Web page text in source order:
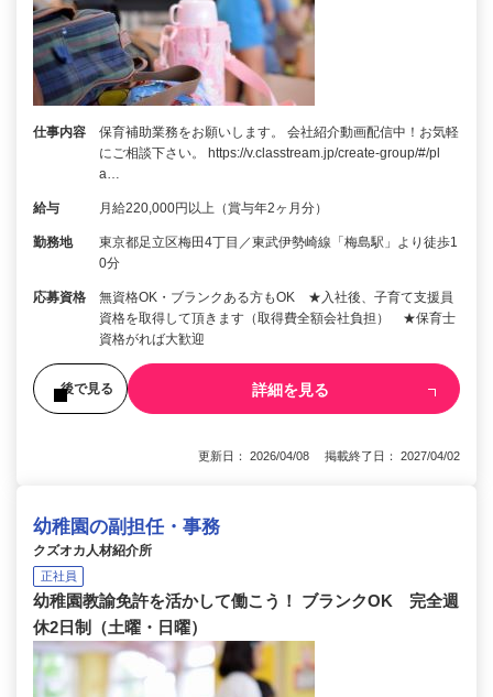
仕事内容
保育補助業務をお願いします。 会社紹介動画配信中！お気軽
にご相談下さい。 https://v.classtream.jp/create-group/#/pl
a…
給与 月給220,000円以上（賞与年2ヶ月分）
勤務地
東京都足立区梅田4丁目／東武伊勢崎線「梅島駅」より徒歩1
0分
応募資格
無資格OK・ブランクある方もOK ★入社後、子育て支援員
資格を取得して頂きます（取得費全額会社負担） ★保育士
資格がれば大歓迎
後で見る 詳細を見る
更新日： 2026/04/08 掲載終了日： 2027/04/02
幼稚園の副担任・事務
クズオカ人材紹介所
正社員
幼稚園教諭免許を活かして働こう！ ブランクOK 完全週
休2日制（土曜・日曜）